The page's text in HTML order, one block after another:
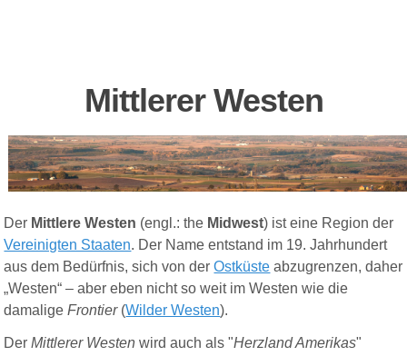
Mittlerer Westen
Der Mittlere Westen (engl.: the Midwest) ist eine Region der
Vereinigten Staaten. Der Name entstand im 19. Jahrhundert
aus dem Bedürfnis, sich von derOstküste abzugrenzen, daher
„Westen“ – aber eben nicht so weit im Westen wie die
damaligeFrontier(Wilder Westen).
DerMittlerer Westen wird auch als "Herzland Amerikas"